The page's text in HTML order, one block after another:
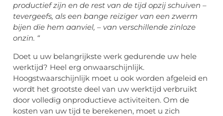
productief zijn en de rest van de tijd opzij schuiven –
tevergeefs, als een bange reiziger van een zwerm
bijen die hem aanviel, – van verschillende zinloze
onzin. “
Doet u uw belangrijkste werk gedurende uw hele
werktijd? Heel erg onwaarschijnlijk.
Hoogstwaarschijnlijk moet u ook worden afgeleid en
wordt het grootste deel van uw werktijd verbruikt
door volledig onproductieve activiteiten. Om de
kosten van uw tijd te berekenen, moet u zich